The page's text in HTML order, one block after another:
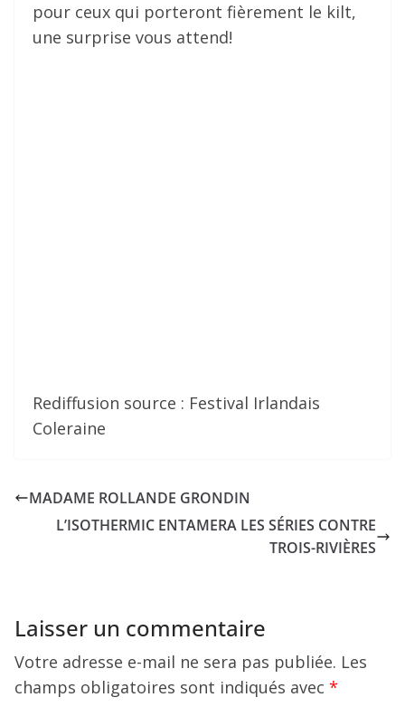
pour ceux qui porteront fièrement le kilt,
une surprise vous attend!
Rediffusion source : Festival Irlandais
Coleraine
MADAME ROLLANDE GRONDIN
L’ISOTHERMIC ENTAMERA LES SÉRIES CONTRE
TROIS-RIVIÈRES
Laisser un commentaire
Votre adresse e-mail ne sera pas publiée. Les
champs obligatoires sont indiqués avec *